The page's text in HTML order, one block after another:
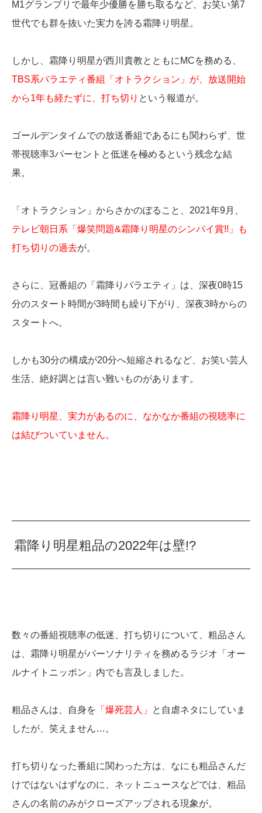
M1グランプリで最年少優勝を勝ち取るなど、お笑い第7
世代でも群を抜いた実力を誇る霜降り明星。
しかし、霜降り明星が西川貴教とともにMCを務める、
TBS系バラエティ番組「オトラクション」が、放送開始
から1年も経たずに、打ち切り という報道が。
ゴールデンタイムでの放送番組であるにも関わらず、世
帯視聴率3パーセントと低迷を極めるという残念な結
果。
「オトラクション」からさかのぼること、2021年9月、
テレビ朝日系「爆笑問題&霜降り明星のシンパイ賞!!」も
打ち切りの過去が。
さらに、冠番組の「霜降りバラエティ」は、深夜0時15
分のスタート時間が3時間も繰り下がり、深夜3時からの
スタートへ。
しかも30分の構成が20分へ短縮されるなど、お笑い芸人
生活、絶好調とは言い難いものがあります。
霜降り明星、実力があるのに、なかなか番組の視聴率に
は結びついていません。
霜降り明星粗品の2022年は壁!?
数々の番組視聴率の低迷、打ち切りについて、粗品さん
は、霜降り明星がパーソナリティを務めるラジオ「オー
ルナイトニッポン」内でも言及しました。
粗品さんは、自身を 「爆死芸人」
と自虐ネタにしていま
したが、笑えません…。
打ち切りなった番組に関わった方は、なにも粗品さんだ
けではないはずなのに、ネットニュースなどでは、粗品
さんの名前のみがクローズアップされる現象が。